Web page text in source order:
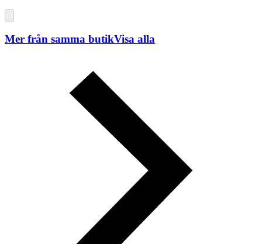
Mer från samma butikVisa alla